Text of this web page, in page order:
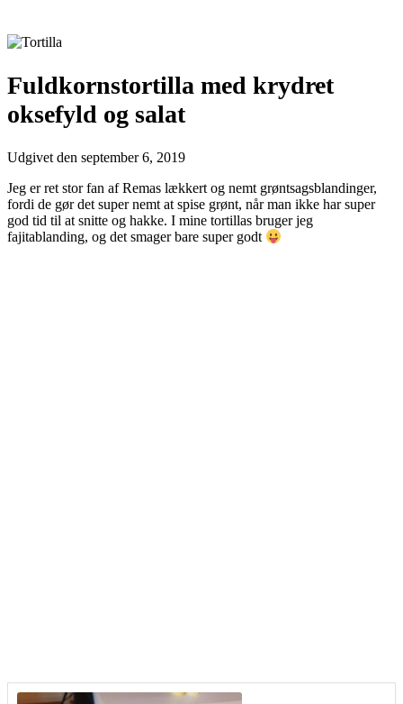
Fuldkornstortilla med krydret
oksefyld og salat
Udgivet den september 6, 2019
Jeg er ret stor fan af Remas lækkert og nemt grøntsagsblandinger,
fordi de gør det super nemt at spise grønt, når man ikke har super
god tid til at snitte og hakke. I mine tortillas bruger jeg
fajitablanding, og det smager bare super godt